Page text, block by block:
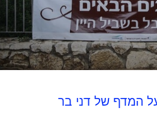
המדף של דני בר